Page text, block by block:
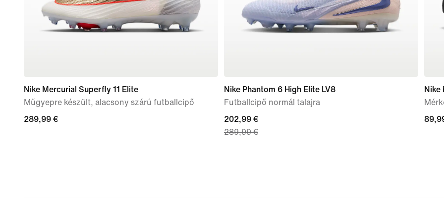
Nike Mercurial Superfly 11 Elite
Műgyepre készült, alacsony szárú futballcipő
289,99
289,99 €
Nike Phantom 6 High Elite LV8
Futballcipő normál talajra
current
price
202,99 €
289,99 €
Nike